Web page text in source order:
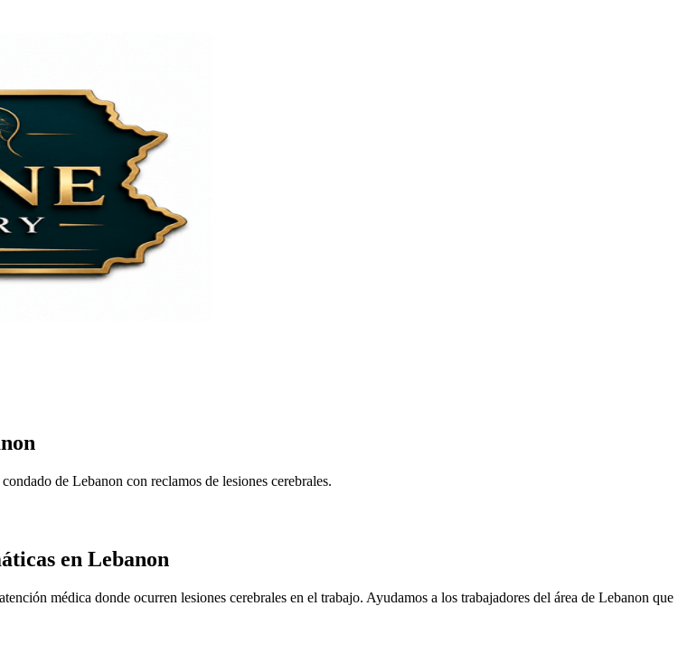
de Lebanon con reclamos de lesiones cerebrales.
en Lebanon
médica donde ocurren lesiones cerebrales en el trabajo. Ayudamos a los trabajadores del área de Lebanon que